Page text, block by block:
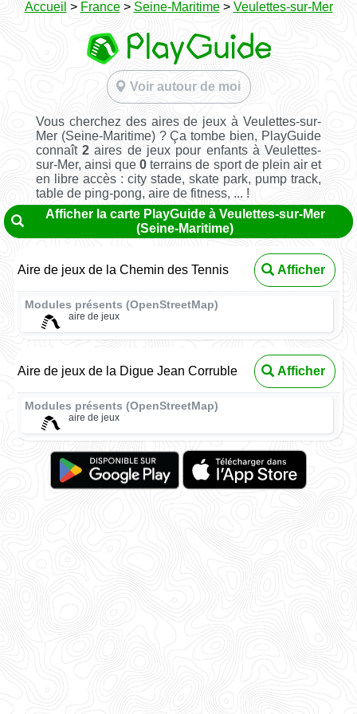
Accueil > France> Seine-Maritime> Veulettes-sur-Mer
Voir autour de moi
Vous cherchez des aires de jeux à Veulettes-sur-
Mer (Seine-Maritime) ? Ça tombe bien, PlayGuide
connaît2 aires de jeux pour enfants à Veulettes-
sur-Mer, ainsi que0 terrains de sport de plein air et
en libre accès : city stade, skate park, pump track,
table de ping-pong, aire de fitness, ... !
Afficher la carte PlayGuide à Veulettes-sur-Mer
(Seine-Maritime)
Aire de jeux de la Chemin des Tennis Afficher
Modules présents (OpenStreetMap)
aire de jeux
Aire de jeux de la Digue Jean Corruble Afficher
Modules présents (OpenStreetMap)
aire de jeux